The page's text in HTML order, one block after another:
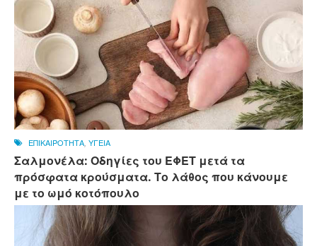
ΕΠΙΚΑΙΡΟΤΗΤΑ ΥΓΕΙΑ
Σαλμονέλα: Οδηγίες του ΕΦΕΤ μετά τα
πρόσφατα κρούσματα. Το λάθος που κάνουμε
με το ωμό κοτόπουλο